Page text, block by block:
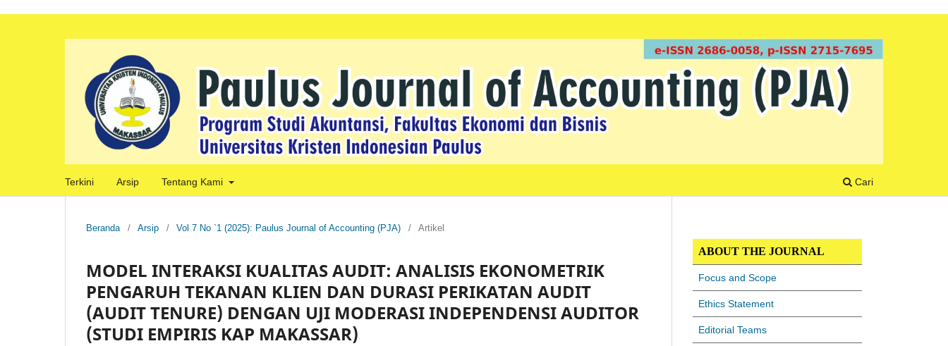
Terkini Arsip Tentang Kami Cari
Beranda / Arsip / Vol 7 No `1 (2025): Paulus Journal of Accounting (PJA) / Artikel
MODEL INTERAKSI KUALITAS AUDIT: ANALISIS EKONOMETRIK
PENGARUH TEKANAN KLIEN DAN DURASI PERIKATAN AUDIT
(AUDIT TENURE) DENGAN UJI MODERASI INDEPENDENSI AUDITOR
(STUDI EMPIRIS KAP MAKASSAR)
ABOUT THE JOURNAL
Focus and Scope
Ethics Statement
Editorial Teams